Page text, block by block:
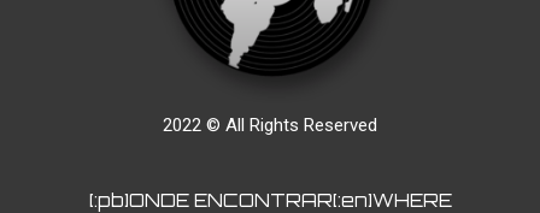
2022 © All Rights Reserved
[:pb]ONDE ENCONTRAR[:en]WHERE